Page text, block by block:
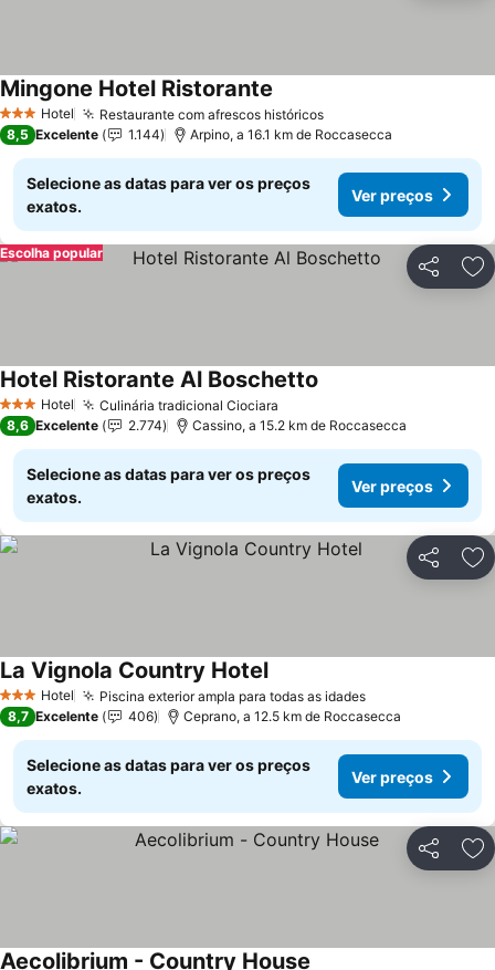
3 EstrelasHotel Restaurante com afrescos históricosVer preços
Mingone Hotel Ristorante
8,5 Excelente 1.144 Arpino, a 16.1 km de Roccasecca
Selecione as datas para ver os preços
exatos.
Ver preços
Partilhar
Escolha popular
3 EstrelasHotel Culinária tradicional Ciociara
Hotel Ristorante Al Boschetto
8,6 Excelente 2.774 Cassino, a 15.2 km de Roccasecca
Selecione as datas para ver os preços
exatos.
Ver preços
Partilhar
3 EstrelasHotel Piscina exterior ampla para todas as idadesVer preços
La Vignola Country HotelVer preços
8,7 Excelente 406 Ceprano, a 12.5 km de Roccasecca
Selecione as datas para ver os preços
exatos.
Ver preços
Partilhar
Aecolibrium - Country House